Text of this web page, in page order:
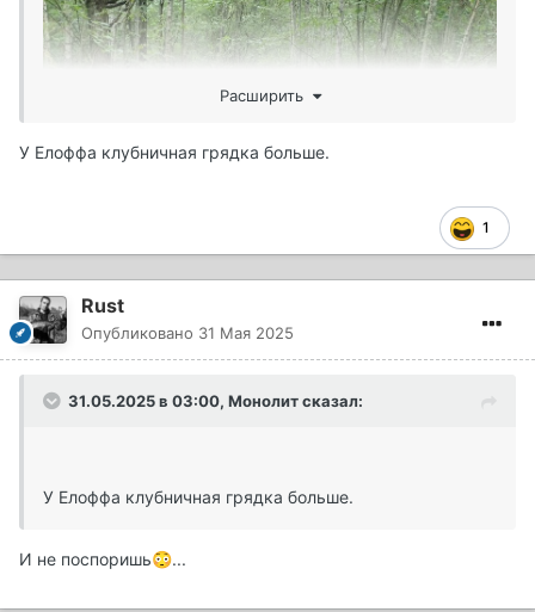
Расширить
У Елоффа клубничная грядка больше.
1
Rust
Опубликовано 31 Мая 2025
31.05.2025 в 03:00, Монолитсказал:
У Елоффа клубничная грядка больше.
И не поспоришь😳...